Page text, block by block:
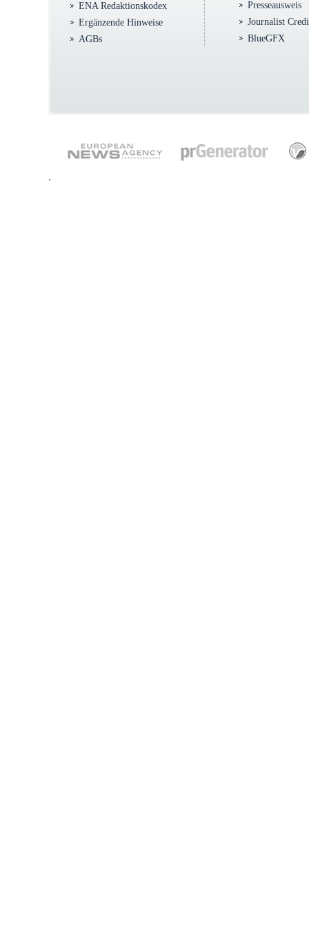
ENA Redaktionskodex
Ergänzende Hinweise
AGBs
Presseausweis
Journalist
BlueGFX
.